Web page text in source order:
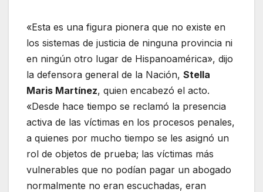
«Esta es una figura pionera que no existe en
los sistemas de justicia de ninguna provincia ni
en ningún otro lugar de Hispanoamérica», dijo
la defensora general de la Nación, Stella
Maris Martínez, quien encabezó el acto.
«Desde hace tiempo se reclamó la presencia
activa de las víctimas en los procesos penales,
a quienes por mucho tiempo se les asignó un
rol de objetos de prueba; las víctimas más
vulnerables que no podían pagar un abogado
normalmente no eran escuchadas, eran